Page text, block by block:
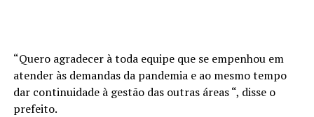
“Quero agradecer à toda equipe que se empenhou em
atender às demandas da pandemia e ao mesmo tempo
dar continuidade à gestão das outras áreas “, disse o
prefeito.